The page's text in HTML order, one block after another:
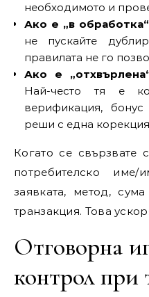
необходимото и
Ако е „в обработка“
не пускайте
правилата не го
Ако е
Най-често тя е
верификация,
реши с една
Когато се свързвате
потребителско
заявката, метод,
транзакция. Това
Отговорна
контрол при